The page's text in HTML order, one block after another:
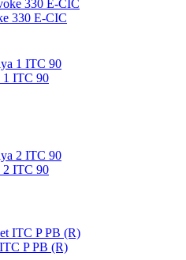
330 E-CIC
1 IТC 90
2 IТC 90
P PB (R)